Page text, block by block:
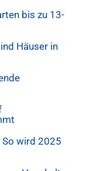
bis zu 13-
Häuser in
So wird 2025